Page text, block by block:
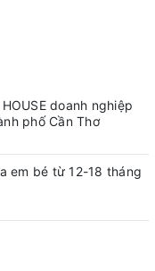
doanh nghiệp
phố Cần Thơ
em bé từ 12-18 tháng